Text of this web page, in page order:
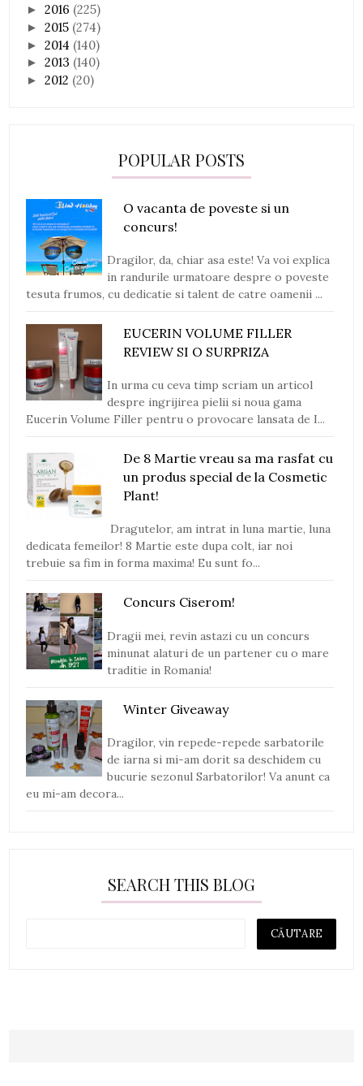
►2016 (225)
►2015 (274)
►2014 (140)
►2013 (140)
►2012 (20)
POPULAR POSTS
O vacanta de poveste si un
concurs!
Dragilor, da, chiar asa este! Va voi explica
in randurile urmatoare despre o poveste
tesuta frumos, cu dedicatie si talent de catre oamenii ...
EUCERIN VOLUME FILLER
REVIEW SI O SURPRIZA
In urma cu ceva timp scriam un articol
despre ingrijirea pielii si noua gama
Eucerin Volume Filler pentru o provocare lansata de I...
De 8 Martie vreau sa ma rasfat cu
un produs special de la Cosmetic
Plant!
Dragutelor, am intrat in luna martie, luna
dedicata femeilor! 8 Martie este dupa colt, iar noi
trebuie sa fim in forma maxima! Eu sunt fo...
Concurs Ciserom!
Dragii mei, revin astazi cu un concurs
minunat alaturi de un partener cu o mare
traditie in Romania!
Winter Giveaway
Dragilor, vin repede-repede sarbatorile
de iarna si mi-am dorit sa deschidem cu
bucurie sezonul Sarbatorilor! Va anunt ca
eu mi-am decora...
SEARCH THIS BLOG